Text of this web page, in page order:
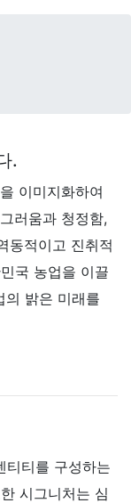
.
이미지화하여
러움과 청정함,
동적이고 진취적
국 농업을 이끌
의 밝은 미래를
티티를 구성하는
시그니처는 심